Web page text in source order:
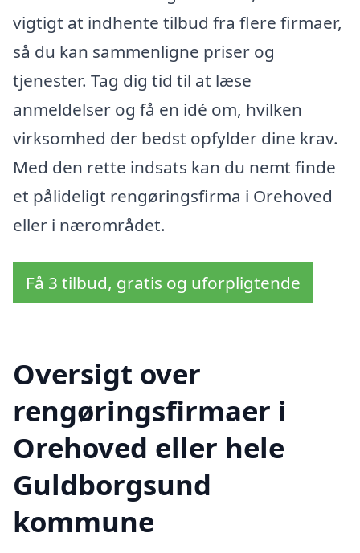
vigtigt at indhente tilbud fra flere firmaer,
så du kan sammenligne priser og
tjenester. Tag dig tid til at læse
anmeldelser og få en idé om, hvilken
virksomhed der bedst opfylder dine krav.
Med den rette indsats kan du nemt finde
et pålideligt rengøringsfirma i Orehoved
eller i nærområdet.
Få 3 tilbud, gratis og uforpligtende
Oversigt over
rengøringsfirmaer i
Orehoved eller hele
Guldborgsund
kommune